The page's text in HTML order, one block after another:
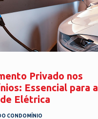
contactos
Privado nos
Essencial para a
Elétrica
CONDOMÍNIO